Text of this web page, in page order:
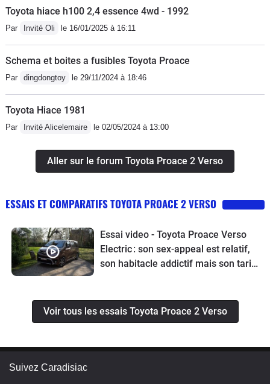
Toyota hiace h100 2,4 essence 4wd - 1992
Par Invité Oli le 16/01/2025 à 16:11
Schema et boites a fusibles Toyota Proace
Par dingdongtoy le 29/11/2024 à 18:46
Toyota Hiace 1981
Par Invité Alicelemaire le 02/05/2024 à 13:00
Aller sur le forum Toyota Proace 2 Verso
ESSAIS ET COMPARATIFS TOYOTA PROACE 2 VERSO
Essai video - Toyota Proace Verso
Electric : son sex-appeal est relatif,
son habitacle addictif mais son tarif
Voir tous les essais Toyota Proace 2 Verso
Suivez Caradisiac